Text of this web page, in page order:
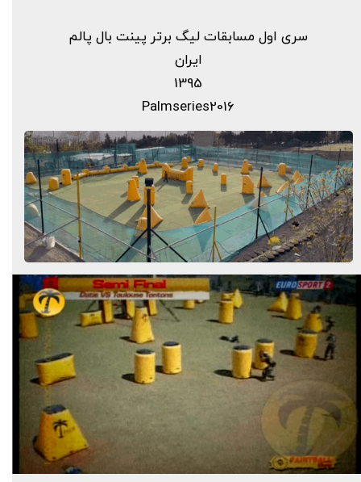
سری اول مسابقات لیگ برتر پینت بال پالم
ایران
1395
Palmseries2016​​​​​​​